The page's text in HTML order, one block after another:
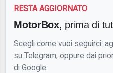
RESTA AGGIORNATO
MotorBox, prima di
Scegli come vuoi seguirci:
su Telegram, oppure dai
di Google.